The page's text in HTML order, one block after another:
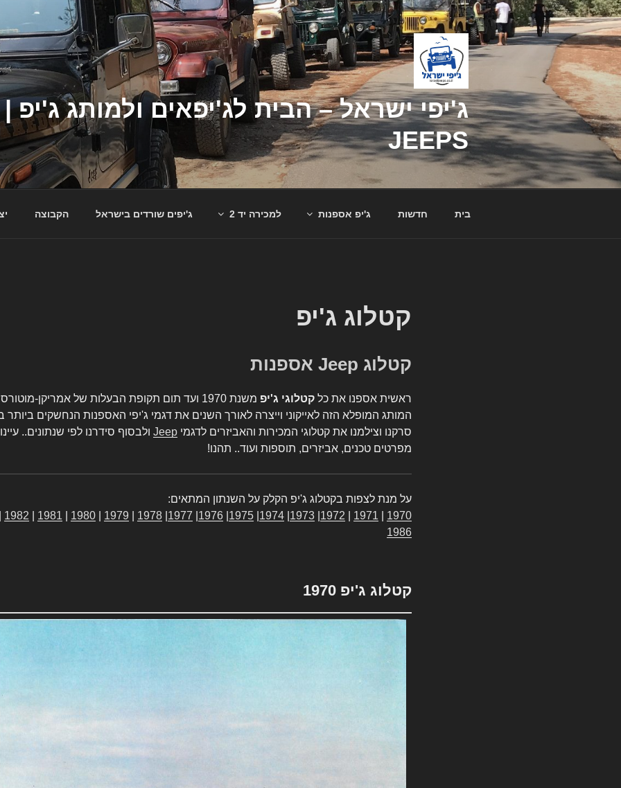
דילוג
לתוכן
JEEPS
בית חדשות ג'יפ אספנות למכירה יד 2 ג'יפים שורדים בישראל הקבוצה
קטלוג ג'יפ
קטלוג Jeep אספנות
ראשית אספנו את כל קטלוגי ג'יפ
משנת 1970 ועד תום תקופת הבעלות של אמריקן-
המותג המופלא הזה לאייקוני וייצרה לאורך השנים את דגמי ג'יפי האספנות הנחשקים
סרקנו וצילמנו את קטלוגי המכירות והאביזרים לדגמי Jeep ולבסוף סידרנו לפי שנתונים..
מפרטים טכנים, אביזרים, תוספות ועוד.. תהנו!
על מנת לצפות בקטלוג ג'יפ הקלק על השנתון המתאים:
1970
1971
1972
1973
1974
1975
1976
1977
1978
1979
1980
1981
1982
1986
קטלוג ג'יפ 1970